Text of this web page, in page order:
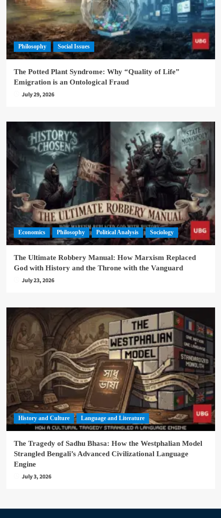
Philosophy Social Issues
The Potted Plant Syndrome: Why “Quality of Life”
Emigration is an Ontological Fraud
July 29, 2026
Economics Philosophy Political Analysis Sociology
The Ultimate Robbery Manual: How Marxism Replaced
God with History and the Throne with the Vanguard
July 23, 2026
History and Culture Language and Literature
The Tragedy of Sadhu Bhasa: How the Westphalian Model
Strangled Bengali’s Advanced Civilizational Language
Engine
July 3, 2026